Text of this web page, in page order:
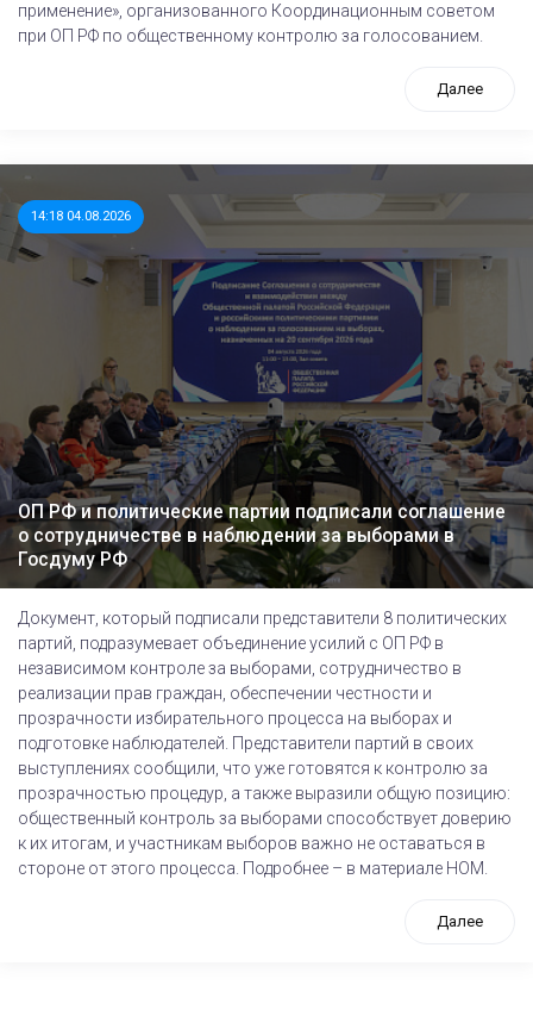
применение», организованного Координационным советом
при ОП РФ по общественному контролю за голосованием.
Далее
14:18 04.08.2026
ОП РФ и политические партии подписали соглашение
о сотрудничестве в наблюдении за выборами в
Госдуму РФ
Документ, который подписали представители 8 политических
партий, подразумевает объединение усилий с ОП РФ в
независимом контроле за выборами, сотрудничество в
реализации прав граждан, обеспечении честности и
прозрачности избирательного процесса на выборах и
подготовке наблюдателей. Представители партий в своих
выступлениях сообщили, что уже готовятся к контролю за
прозрачностью процедур, а также выразили общую позицию:
общественный контроль за выборами способствует доверию
к их итогам, и участникам выборов важно не оставаться в
стороне от этого процесса. Подробнее – в материале НОМ.
Далее